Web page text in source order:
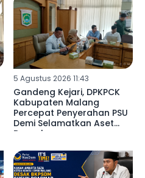
5 Agustus 2026 11:43
Gandeng Kejari, DPKPCK
Kabupaten Malang
Percepat Penyerahan PSU
Demi Selamatkan Aset
Daerah ‎